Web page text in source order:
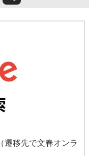
（遷移先で文春オンラ